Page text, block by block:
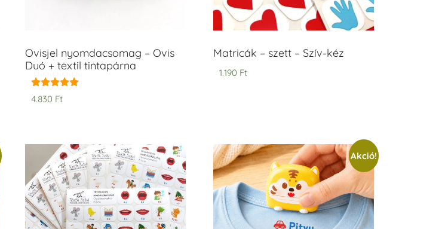
Ovisjel nyomdacsomag – Ovis
Duó + textil tintapárna
Értékelés:
5.00
4.830 Ft
Matricák – szett – Szív-kéz
1.190 Ft
Akció!